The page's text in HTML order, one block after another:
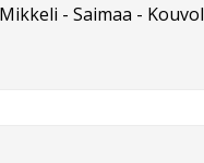
- Saimaa -